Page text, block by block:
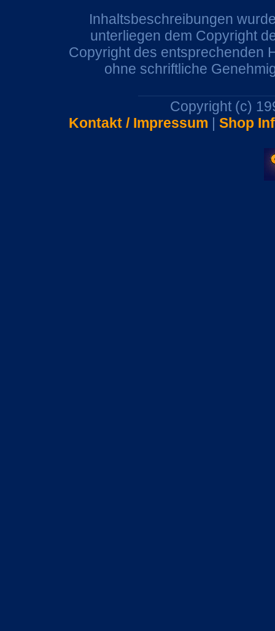
Inhaltsbeschreibungen
unterliegen dem Copyright
Copyright des entsprechenden
ohne schriftliche
Copyright (c)
Kontakt / Impressum | Shop